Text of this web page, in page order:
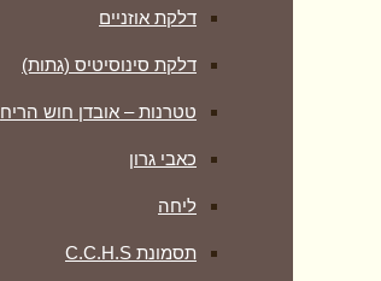
דלקת אוזניים
דלקת סינוסיטיס (גתות)
טטרנות – אובדן חוש הריח
כאבי גרון
ליחה
תסמונת C.C.H.S